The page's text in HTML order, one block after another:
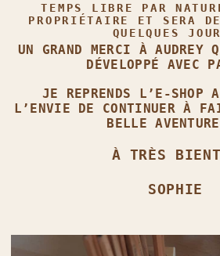
TEMPS LIBRE PAR
PROPRIÉTAIRE ET SERA
QUELQUES
UN GRAND MERCI À AUDREY
DÉVELOPPÉ AVEC
JE REPRENDS L’E‑SHOP
L’ENVIE DE CONTINUER À
BELLE
À TRÈS
SOPHIE